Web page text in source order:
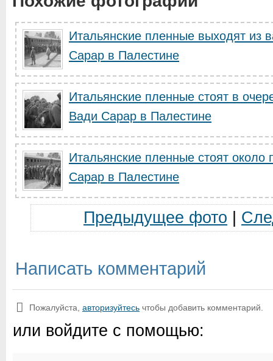
Итальянские пленные выходят из
Сарар в Палестине
Итальянские пленные стоят в
Вади Сарар в Палестине
Итальянские пленные стоят около
Сарар в Палестине
Предыдущее фото
Написать комментарий
Пожалуйста, авторизуйтесь чтобы добавить комментарий.
или войдите с помощью: